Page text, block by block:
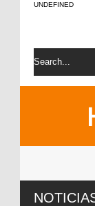
UNDEFINED